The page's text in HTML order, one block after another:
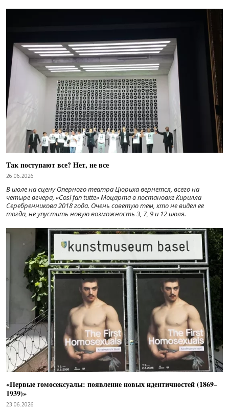
Так поступают все? Нет, не все
26.06.2026
В июле на сцену Оперного театра Цюриха вернется, всего на
четыре вечера, «Cosí fan tutte» Моцарта в постановке Кирилла
Серебренникова 2018 года. Очень советую тем, кто не видел ее
тогда, не упустить новую возможность 3, 7, 9 и 12 июля.
«Первые гомосексуалы: появление новых идентичностей (1869–
1939)»
23.06.2026